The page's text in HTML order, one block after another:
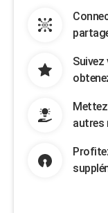
autres